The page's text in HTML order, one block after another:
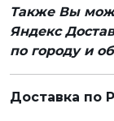
Также Вы
Яндекс
по городу и
Доставка по